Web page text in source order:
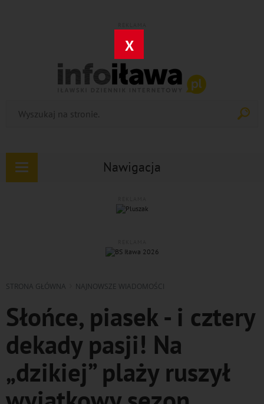
X
Nawigacja
Rozwiń
STRONA GŁÓWNA NAJNOWSZE WIADOMOŚCI
Słońce, piasek - i cztery
dekady pasji! Na
„dzikiej” plaży ruszył